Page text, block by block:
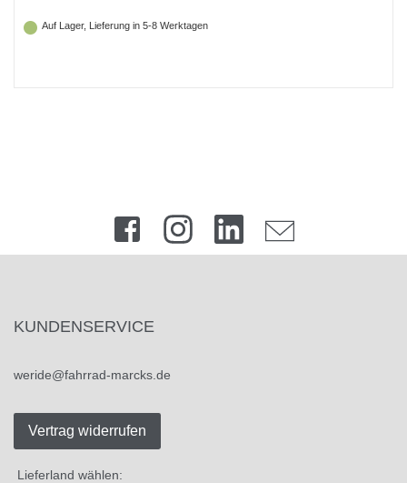
Auf Lager, Lieferung in 5-8 Werktagen
KUNDENSERVICE
weride@fahrrad-marcks.de
Vertrag widerrufen
Lieferland wählen: